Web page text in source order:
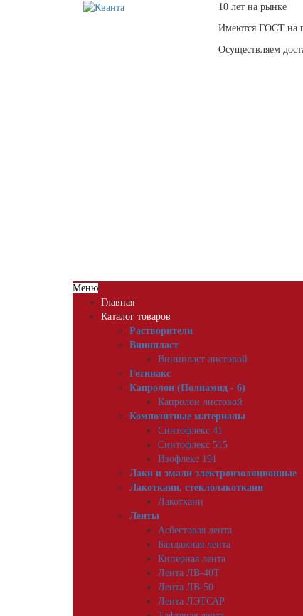
10 лет на рынке
Имеются ГОСТ на
Осуществляем
Меню
Главная
Каталог товаров
Растворители
Винипласт
Винипласт листовой
Гетинакс
Капролон (Полиамид - 6)
Капролон листовой
Композитные материалы
Синтофлекс 41
Синтофлекс 515
Изофлекс 191
Лаки и эмали электроизоляционные
Лакоткани, стеклолакоткани
Лакоткани
Ленты
Асбестовая лента
Бандажная лента
Киперная лента
Лента ЛВ-40Т
Лента ЛВ-50
Лента ЛЭТСАР